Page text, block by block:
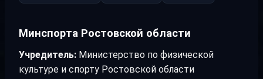
Минспорта Ростовской области
Учредитель: Министерство по физической
культуре и спорту Ростовской области